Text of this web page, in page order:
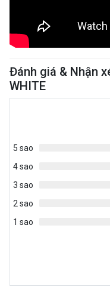
Đánh giá & Nhận
WHITE
5 sao
4 sao
3 sao
2 sao
1 sao